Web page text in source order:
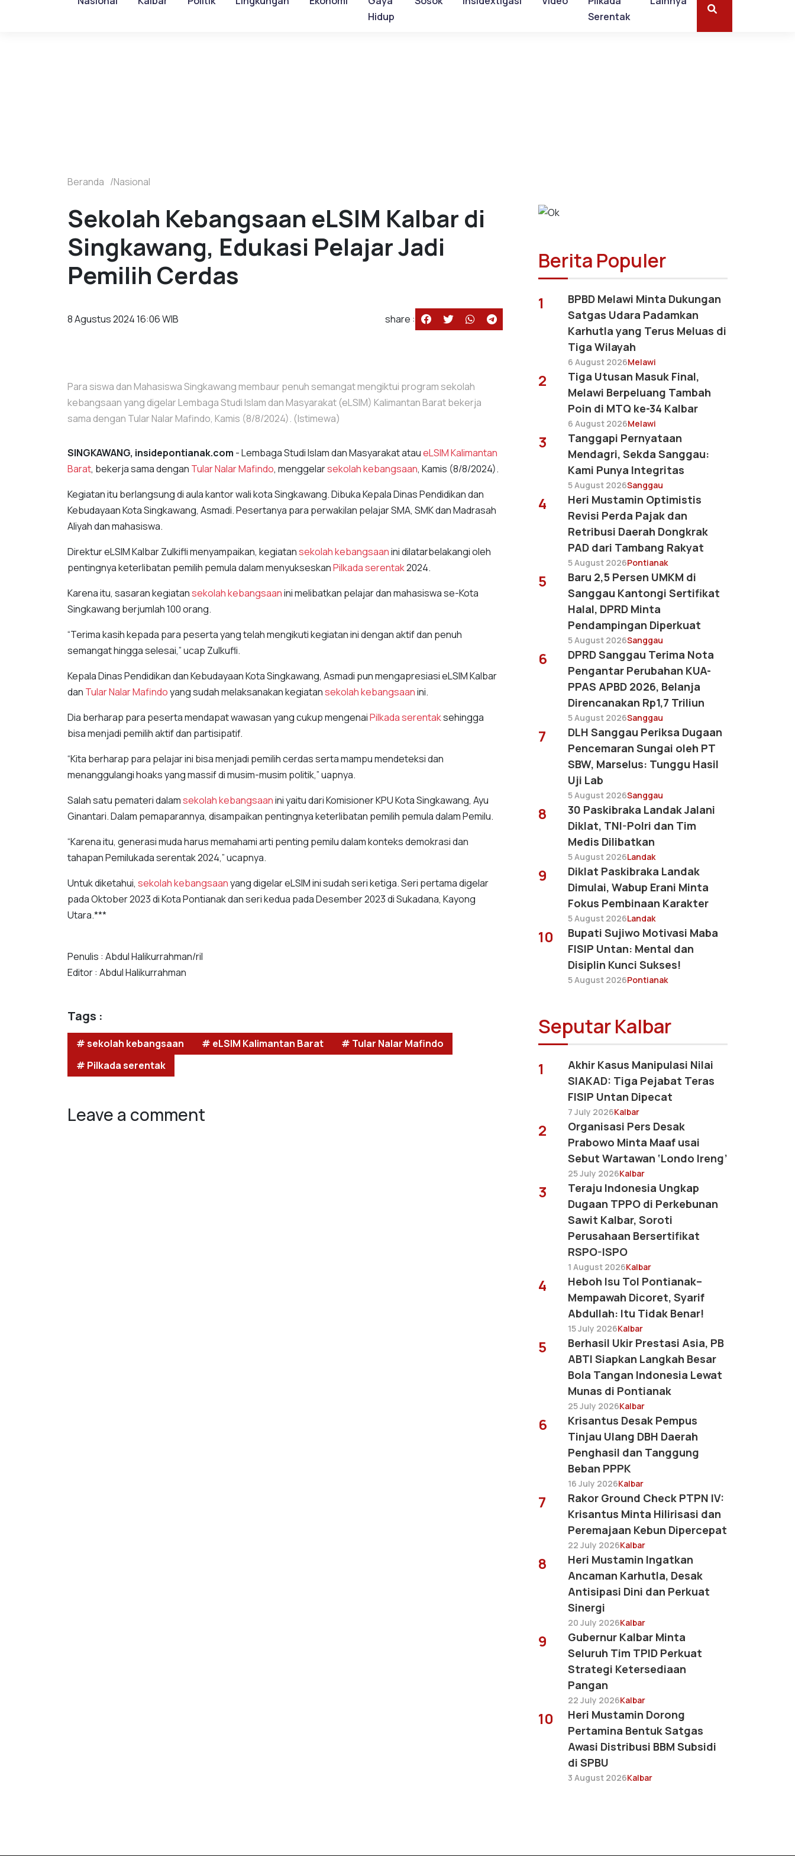
Hidup
Serentak
Beranda Nasional
Sekolah Kebangsaan eLSIM Kalbar di
Singkawang, Edukasi Pelajar Jadi
Pemilih Cerdas
8 Agustus 2024 16:06 WIB share :
Para siswa dan Mahasiswa Singkawang membaur penuh semangat mengiktui program sekolah
kebangsaan yang digelar Lembaga Studi Islam dan Masyarakat (eLSIM) Kalimantan Barat bekerja
sama dengan Tular Nalar Mafindo, Kamis (8/8/2024). (Istimewa)
SINGKAWANG, insidepontianak.com - Lembaga Studi Islam dan Masyarakat ataueLSIM Kalimantan
Barat, bekerja sama dengan Tular Nalar Mafindo, menggelarsekolah kebangsaan, Kamis (8/8/2024).
Kegiatan itu berlangsung di aula kantor wali kota Singkawang. Dibuka Kepala Dinas Pendidikan dan
Kebudayaan Kota Singkawang, Asmadi. Pesertanya para perwakilan pelajar SMA, SMK dan Madrasah
Aliyah dan mahasiswa.
Direktur eLSIM Kalbar Zulkifli menyampaikan, kegiatansekolah kebangsaanini dilatarbelakangi oleh
pentingnya keterlibatan pemilih pemula dalam menyukseskanPilkada serentak2024.
Karena itu, sasaran kegiatansekolah kebangsaanini melibatkan pelajar dan mahasiswa se-Kota
Singkawang berjumlah 100 orang.
“Terima kasih kepada para peserta yang telah mengikuti kegiatan ini dengan aktif dan penuh
semangat hingga selesai,” ucap Zulkufli.
Kepala Dinas Pendidikan dan Kebudayaan Kota Singkawang, Asmadi pun mengapresiasi eLSIM Kalbar
dan Tular Nalar Mafindoyang sudah melaksanakan kegiatansekolah kebangsaanini.
Dia berharap para peserta mendapat wawasan yang cukup mengenaiPilkada serentaksehingga
bisa menjadi pemilih aktif dan partisipatif.
“Kita berharap para pelajar ini bisa menjadi pemilih cerdas serta mampu mendeteksi dan
menanggulangi hoaks yang massif di musim-musim politik,” uapnya.
Salah satu pemateri dalamsekolah kebangsaanini yaitu dari Komisioner KPU Kota Singkawang, Ayu
Ginantari. Dalam pemaparannya, disampaikan pentingnya keterlibatan pemilih pemula dalam Pemilu.
“Karena itu, generasi muda harus memahami arti penting pemilu dalam konteks demokrasi dan
tahapan Pemilukada serentak 2024,” ucapnya.
Untuk diketahui, sekolah kebangsaanyang digelar eLSIM ini sudah seri ketiga. Seri pertama digelar
pada Oktober 2023 di Kota Pontianak dan seri kedua pada Desember 2023 di Sukadana, Kayong
Utara.***
Penulis : Abdul Halikurrahman/ril
Editor : Abdul Halikurrahman
Tags :
# sekolah kebangsaan # eLSIM Kalimantan Barat
# Tular Nalar Mafindo
# Pilkada serentak
Leave a comment
Berita Populer
1
BPBD Melawi Minta Dukungan
Satgas Udara Padamkan
Karhutla yang Terus Meluas di
Tiga Wilayah
6 August 2026Melawi
2
Tiga Utusan Masuk Final,
Melawi Berpeluang Tambah
Poin di MTQ ke-34 Kalbar
6 August 2026Melawi
3
Tanggapi Pernyataan
Mendagri, Sekda Sanggau:
Kami Punya Integritas
5 August 2026Sanggau
4
Heri Mustamin Optimistis
Revisi Perda Pajak dan
Retribusi Daerah Dongkrak
PAD dari Tambang Rakyat
5 August 2026Pontianak
5
Baru 2,5 Persen UMKM di
Sanggau Kantongi Sertifikat
Halal, DPRD Minta
Pendampingan Diperkuat
5 August 2026Sanggau
6
DPRD Sanggau Terima Nota
Pengantar Perubahan KUA-
PPAS APBD 2026, Belanja
Direncanakan Rp1,7 Triliun
5 August 2026Sanggau
7
DLH Sanggau Periksa Dugaan
Pencemaran Sungai oleh PT
SBW, Marselus: Tunggu Hasil
Uji Lab
5 August 2026Sanggau
8
30 Paskibraka Landak Jalani
Diklat, TNI-Polri dan Tim
Medis Dilibatkan
5 August 2026Landak
9
Diklat Paskibraka Landak
Dimulai, Wabup Erani Minta
Fokus Pembinaan Karakter
5 August 2026Landak
10
Bupati Sujiwo Motivasi Maba
FISIP Untan: Mental dan
Disiplin Kunci Sukses!
5 August 2026Pontianak
Seputar Kalbar
1
Akhir Kasus Manipulasi Nilai
SIAKAD: Tiga Pejabat Teras
FISIP Untan Dipecat
7 July 2026Kalbar
2
Organisasi Pers Desak
Prabowo Minta Maaf usai
Sebut Wartawan ‘Londo Ireng’
25 July 2026Kalbar
3
Teraju Indonesia Ungkap
Dugaan TPPO di Perkebunan
Sawit Kalbar, Soroti
Perusahaan Bersertifikat
RSPO-ISPO
1 August 2026Kalbar
4
Heboh Isu Tol Pontianak–
Mempawah Dicoret, Syarif
Abdullah: Itu Tidak Benar!
15 July 2026Kalbar
5
Berhasil Ukir Prestasi Asia, PB
ABTI Siapkan Langkah Besar
Bola Tangan Indonesia Lewat
Munas di Pontianak
25 July 2026Kalbar
6
Krisantus Desak Pempus
Tinjau Ulang DBH Daerah
Penghasil dan Tanggung
Beban PPPK
16 July 2026Kalbar
7
Rakor Ground Check PTPN IV:
Krisantus Minta Hilirisasi dan
Peremajaan Kebun Dipercepat
22 July 2026Kalbar
8
Heri Mustamin Ingatkan
Ancaman Karhutla, Desak
Antisipasi Dini dan Perkuat
Sinergi
20 July 2026Kalbar
9
Gubernur Kalbar Minta
Seluruh Tim TPID Perkuat
Strategi Ketersediaan
Pangan
22 July 2026Kalbar
10
Heri Mustamin Dorong
Pertamina Bentuk Satgas
Awasi Distribusi BBM Subsidi
di SPBU
3 August 2026Kalbar